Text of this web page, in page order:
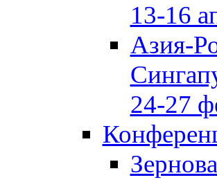
13-16
Азия-
24-27